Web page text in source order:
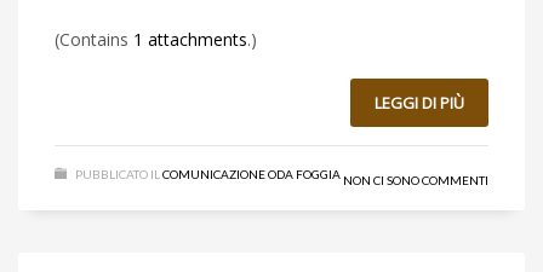
(Contains 1 attachments.)
LEGGI DI PIÙ
PUBBLICATO IL COMUNICAZIONE ODA FOGGIA NON CI SONO COMMENTI